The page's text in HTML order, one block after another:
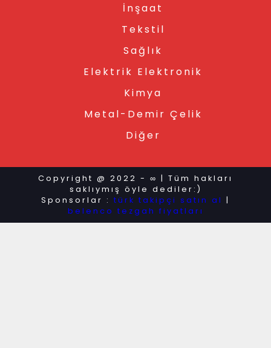
İnşaat
Tekstil
Sağlık
Elektrik Elektronik
Kimya
Metal-Demir Çelik
Diğer
Copyright @ 2022 - ∞ | Tüm hakları
saklıymış öyle dediler:)
Sponsorlar : türk takipçi satın al
|
belenco tezgah fiyatları